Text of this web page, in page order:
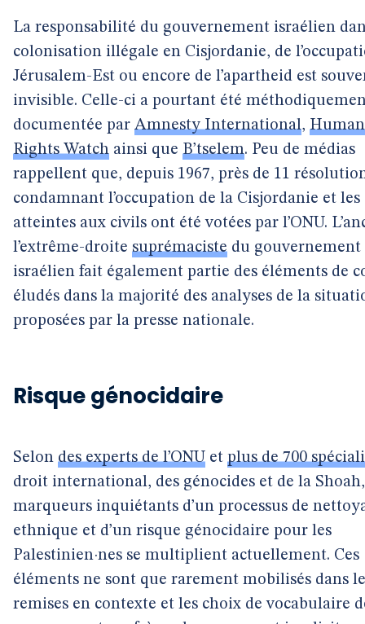
La responsabilité du gouvernement israélien
colonisation illégale en Cisjordanie, de
Jérusalem-Est ou encore de l’apartheid est
invisible. Celle-ci a pourtant été
documentée par Amnesty International,
Rights Watch ainsi que B’tselem. Peu de médias
rappellent que, depuis 1967, près de 11
condamnant l’occupation de la Cisjordanie et les
atteintes aux civils ont été votées par l’ONU.
l’extrême-droite suprémaciste du gouvernement
israélien fait également partie des éléments de
éludés dans la majorité des analyses de la
proposées par la presse nationale.
Risque génocidaire
Selon des experts de l’ONU et plus de 700
droit international, des génocides et de la
marqueurs inquiétants d’un processus de
ethnique et d’un risque génocidaire pour les
Palestinien·nes se multiplient actuellement. Ces
éléments ne sont que rarement mobilisés dans
remises en contexte et les choix de vocabulaire